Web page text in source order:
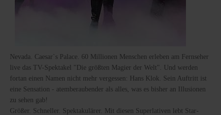
Nevada. Caesar`s Palace. 60 Millionen Menschen erleben am Fernseher
live das TV-Spektakel "Die größten Magier der Welt". Und werden
fortan einen Namen nicht mehr vergessen: Hans Klok. Sein Auftritt ist
eine Sensation - atemberaubender als alles, was es bisher an Illusionen
zu sehen gab!
Größer. Schneller. Spektakulärer. Mit diesen Superlativen lebt Star-